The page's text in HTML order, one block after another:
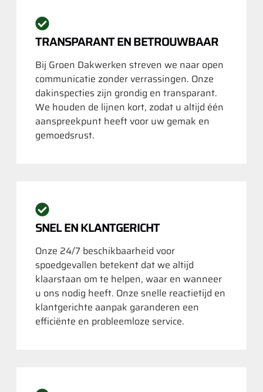
TRANSPARANT EN BETROUWBAAR
Bij Groen Dakwerken streven we naar open
communicatie zonder verrassingen. Onze
dakinspecties zijn grondig en transparant.
We houden de lijnen kort, zodat u altijd één
aanspreekpunt heeft voor uw gemak en
gemoedsrust.
SNEL EN KLANTGERICHT
Onze 24/7 beschikbaarheid voor
spoedgevallen betekent dat we altijd
klaarstaan om te helpen, waar en wanneer
u ons nodig heeft. Onze snelle reactietijd en
klantgerichte aanpak garanderen een
efficiënte en probleemloze service.